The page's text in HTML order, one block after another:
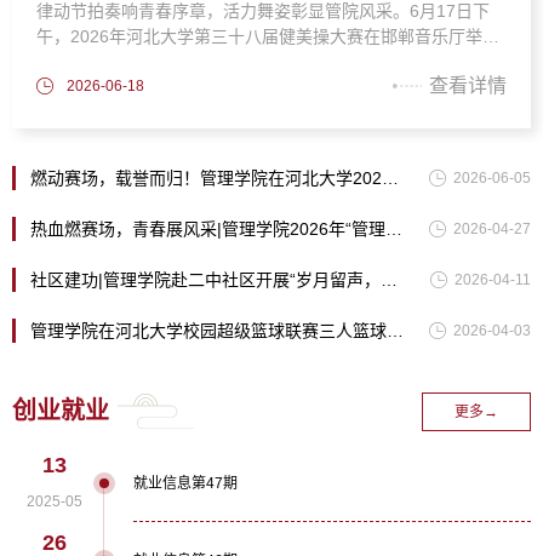
律动节拍奏响青春序章，活力舞姿彰显管院风采。6月17日下
午，2026年河北大学第三十八届健美操大赛在邯郸音乐厅举
作、饱满昂扬的精神风貌，从众多参赛队伍中脱颖而出，斩获
步、自信昂扬的笑容、默...
2026-06-18 查看详情
燃动赛场，载誉而归！管理学院在河北大学2026
2026-06-05
热血燃赛场，青春展风采|管理学院2026年“管理
2026-04-27
社区建功|管理学院赴二中社区开展“岁月留声，书
2026-04-11
管理学院在河北大学校园超级篮球联赛三人篮球
2026-04-03
创业就业 更多→
13
2025-05
就业信息第47期
26